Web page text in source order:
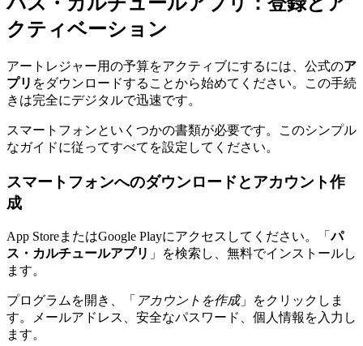
クティベーション
アートレジャー用の予算をアクティブにするには、公式のア
プリ をダウンロードすることから始めてください。この手続
きは完全にデジタルで迅速です。
スマートフォンといくつかの書類が必要です。このシンプル
なガイドに従ってすべてを設定してください。
スマートフォンへのダウンロードとアカウント作
成
App StoreまたはGoogle Playにアクセスしてください。「パ
ス・カルチュールアプリ 」を検索し、無料でインストールし
ます。
プログラムを開き、「 アカウントを作成」をクリックしま
す。メールアドレス、安全なパスワード、個人情報を入力し
ます。